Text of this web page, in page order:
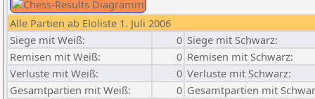
Alle Partien ab Eloliste 1. Juli 2006
Siege mit Weiß:
0 Siege mit Schwarz:
Remisen mit Weiß:
0 Remisen mit Schwarz:
Verluste mit Weiß:
0 Verluste mit Schwarz:
Gesamtpartien mit Weiß:
0 Gesamtpartien mit